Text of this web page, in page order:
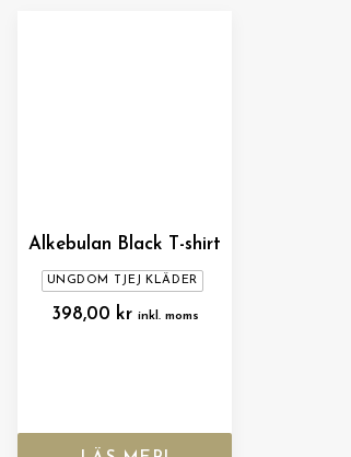
Alkebulan Black T-shirt
UNGDOM TJEJ KLÄDER
398,00 kr inkl. moms